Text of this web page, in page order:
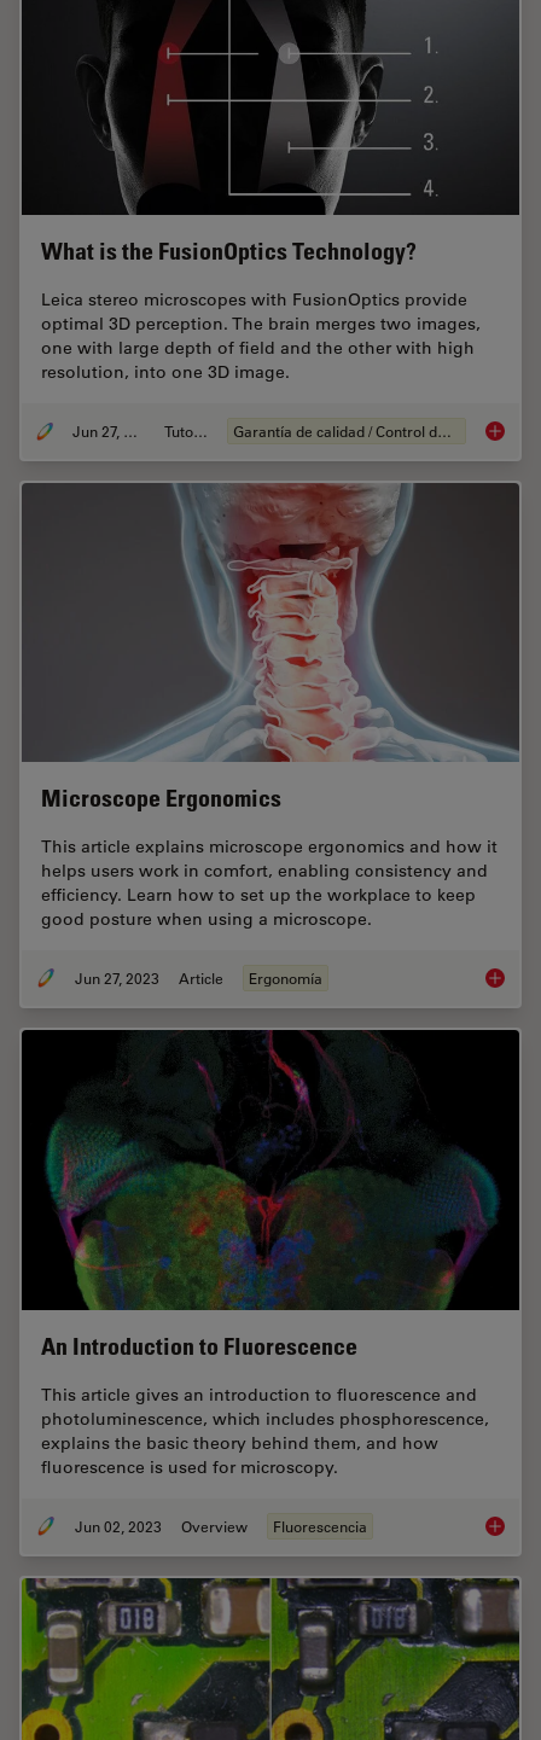
What is the FusionOptics Technology?
Leica stereo microscopes with FusionOptics provide
optimal 3D perception. The brain merges two images,
one with large depth of field and the other with high
resolution, into one 3D image.
Jun 27, 2023 Tutorial Garantía de calidad / Control de calidad What is
Microscope Ergonomics
This article explains microscope ergonomics and how it
helps users work in comfort, enabling consistency and
efficiency. Learn how to set up the workplace to keep
good posture when using a microscope.
Jun 27, 2023 Article Ergonomía
An Introduction to Fluorescence
This article gives an introduction to fluorescence and
photoluminescence, which includes phosphorescence,
explains the basic theory behind them, and how
fluorescence is used for microscopy.
Jun 02, 2023 Overview Fluorescencia An